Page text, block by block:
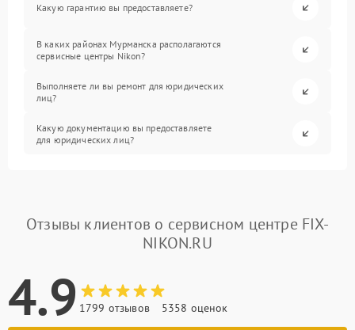
Какую гарантию вы предоставляете?
В каких районах Мурманска располагаются
сервисные центры Nikon?
Выполняете ли вы ремонт для юридических
лиц?
Какую документацию вы предоставляете
для юридических лиц?
Отзывы клиентов о сервисном центре FIX-
NIKON.RU
4.9 1799 отзывов 5358 оценок